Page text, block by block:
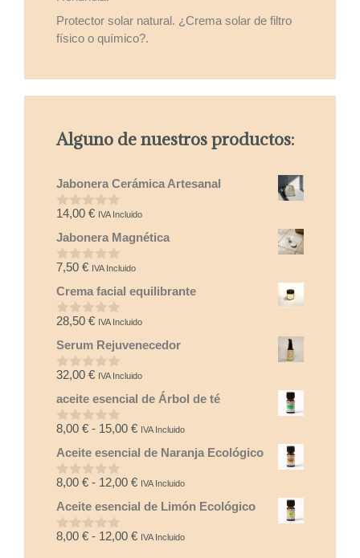
Protector solar natural. ¿Crema solar de filtro
físico o químico?.
Alguno de nuestros productos:
Jabonera Cerámica Artesanal
0
e
5
14,00 € IVA Incluido
Jabonera Magnética
0
e
5
7,50 € IVA Incluido
Crema facial equilibrante
0
e
5
28,50 € IVA Incluido
Serum Rejuvenecedor
0
e
5
32,00 € IVA Incluido
aceite esencial de Árbol de té
0
e
5
8,00 € - 15,00 €Rango
de
desde
15,00 €
IVA Incluido
Aceite esencial de Naranja Ecológico
0
e
5
8,00 € - 12,00 €Rango
de
desde
IVA Incluido
Aceite esencial de Limón Ecológico
0
8,00 € - 12,00 €Rango
IVA Incluido